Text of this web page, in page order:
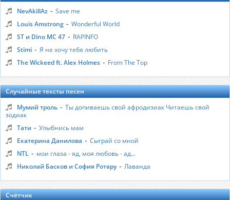
NevAkillAz - Save me
Louis Amstrong - Wonderful World
ST и Dino MC 47 - RAPINFO
Stimi - Я не хочу тебя любить
The Wickeed ft. Alex Holmes - From The Top
Случайные тексты песен
Мумий троль - Ты допиваешь свой афродизиак Читаешь свой
зодиак
Тати - Улыбнись мам
Екатерина Данилова - Сыграй со мной
NTL - мои глаза - яд, моя любовь - ад...
Николай Басков и София Ротару - Лаванда
Счётчик